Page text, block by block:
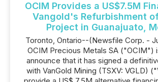
OCIM Provides a US$7.5M
Vangold's Refurbishment
Project in Guanajuato,
Toronto, Ontario--(Newsfile Corp. -
OCIM Precious Metals SA ("OCIM")
announce that it has signed a
with VanGold Mining (TSXV: VGLD)